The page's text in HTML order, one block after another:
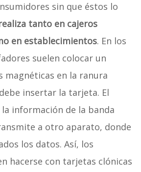
sin que éstos lo
tanto en cajeros
en establecimientos. En los
suelen colocar un
magnéticas en la ranura
insertar la tarjeta. El
información de la banda
a otro aparato, donde
los datos. Así, los
hacerse con tarjetas clónicas